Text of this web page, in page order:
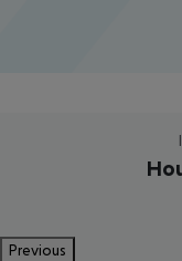
Previous